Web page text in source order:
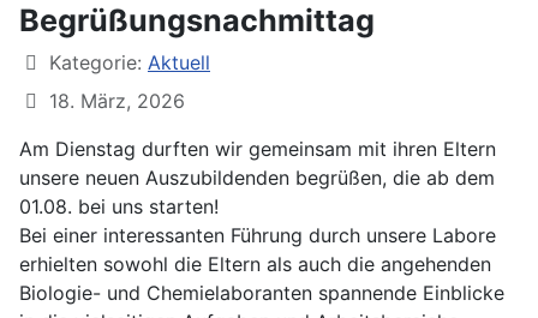
Begrüßungsnachmittag
Kategorie: Aktuell
18. März, 2026
Am Dienstag durften wir gemeinsam mit ihren Eltern
unsere neuen Auszubildenden begrüßen, die ab dem
01.08. bei uns starten!
Bei einer interessanten Führung durch unsere Labore
erhielten sowohl die Eltern als auch die angehenden
Biologie- und Chemielaboranten spannende Einblicke